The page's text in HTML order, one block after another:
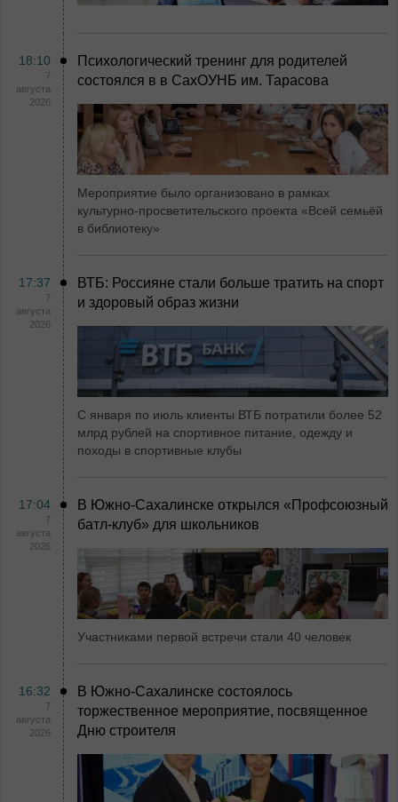
18:10
7
августа
2026
Психологический тренинг для родителей
состоялся в в СахОУНБ им. Тарасова
Мероприятие было организовано в рамках
культурно-просветительского проекта «Всей семьёй
в библиотеку»
17:37
7
августа
2026
ВТБ: Россияне стали больше тратить на спорт
и здоровый образ жизни
С января по июль клиенты ВТБ потратили более 52
млрд рублей на спортивное питание, одежду и
походы в спортивные клубы
17:04
7
августа
2026
В Южно-Сахалинске открылся «Профсоюзный
батл-клуб» для школьников
Участниками первой встречи стали 40 человек
16:32
7
августа
2026
В Южно-Сахалинске состоялось
торжественное мероприятие, посвященное
Дню строителя